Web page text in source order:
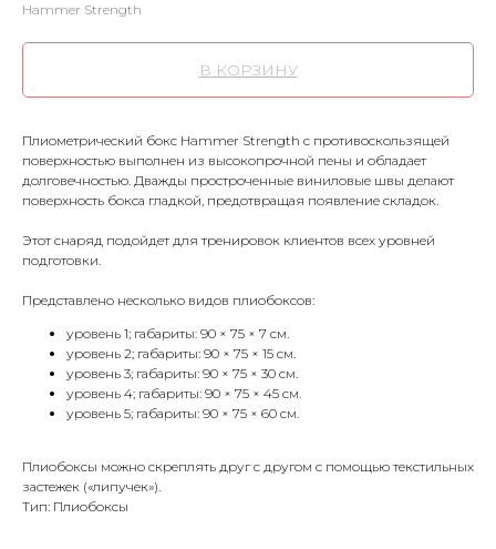
Hammer Strength
В КОРЗИНУ
Плиометрический бокс Hammer Strength с противоскользящей
поверхностью выполнен из высокопрочной пены и обладает
долговечностью. Дважды простроченные виниловые швы делают
поверхность бокса гладкой, предотвращая появление складок.
Этот снаряд подойдет для тренировок клиентов всех уровней
подготовки.
Представлено несколько видов плиобоксов:
уровень 1; габариты: 90 × 75 × 7 см.
уровень 2; габариты: 90 × 75 × 15 см.
уровень 3; габариты: 90 × 75 × 30 см.
уровень 4; габариты: 90 × 75 × 45 см.
уровень 5; габариты: 90 × 75 × 60 см.
Плиобоксы можно скреплять друг с другом с помощью текстильных
застежек («липучек»).
Тип: Плиобоксы